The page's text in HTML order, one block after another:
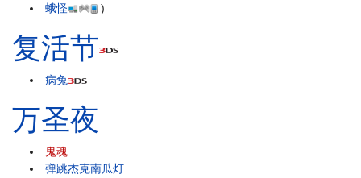
蛾怪
)
复活节
病兔
万圣夜
鬼魂
弹跳杰克南瓜灯